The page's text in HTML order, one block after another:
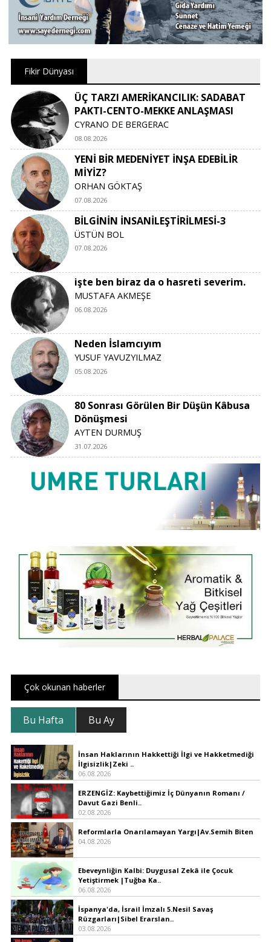
Fikir Dünyası
ÜÇ TARZI AMERİKANCILIK: SADABAT
PAKTI-CENTO-MEKKE ANLAŞMASI
CYRANO DE BERGERAC
08.08.2026
YENİ BİR MEDENİYET İNŞA EDEBİLİR
MİYİZ?
ORHAN GÖKTAŞ
07.08.2026
BİLGİNİN İNSANİLEŞTİRİLMESİ-3
ÜSTÜN BOL
07.08.2026
işte ben biraz da o hasreti severim.
MUSTAFA AKMEŞE
06.08.2026
Neden İslamcıyım
YUSUF YAVUZYILMAZ
05.08.2026
80 Sonrası Görülen Bir Düşün Kâbusa
Dönüşmesi
AYTEN DURMUŞ
31.07.2026
Çok okunan haberler
Bu Hafta Bu Ay
İnsan Haklarının Hakkettiği İlgi ve Hakketmediği
İlgisizlik|Zeki ..
06.08.2026
ERZENGİZ: Kaybettiğimiz İç Dünyanın Romanı /
Davut Gazi Benli..
02.08.2026
Reformlarla Onarılamayan Yargı|Av.Semih Biten
04.08.2026
Ebeveynliğin Kalbi: Duygusal Zekâ ile Çocuk
Yetiştirmek |Tuğba Ka..
06.08.2026
İspanya'da, İsrail İmzalı 5.Nesil Savaş
Rüzgarları|Sibel Erarslan..
03.08.2026